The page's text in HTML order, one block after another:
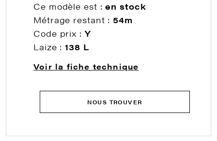
Ce modèle est :en stock
Métrage restant : 54m
Code prix :Y
Laize :138 L
Voir la fiche technique
NOUS TROUVER